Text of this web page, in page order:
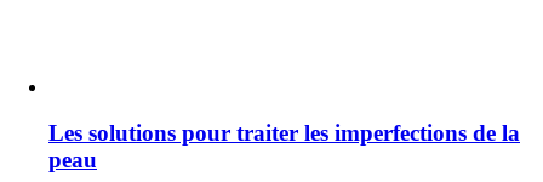
Les solutions pour traiter les imperfections de la
peau